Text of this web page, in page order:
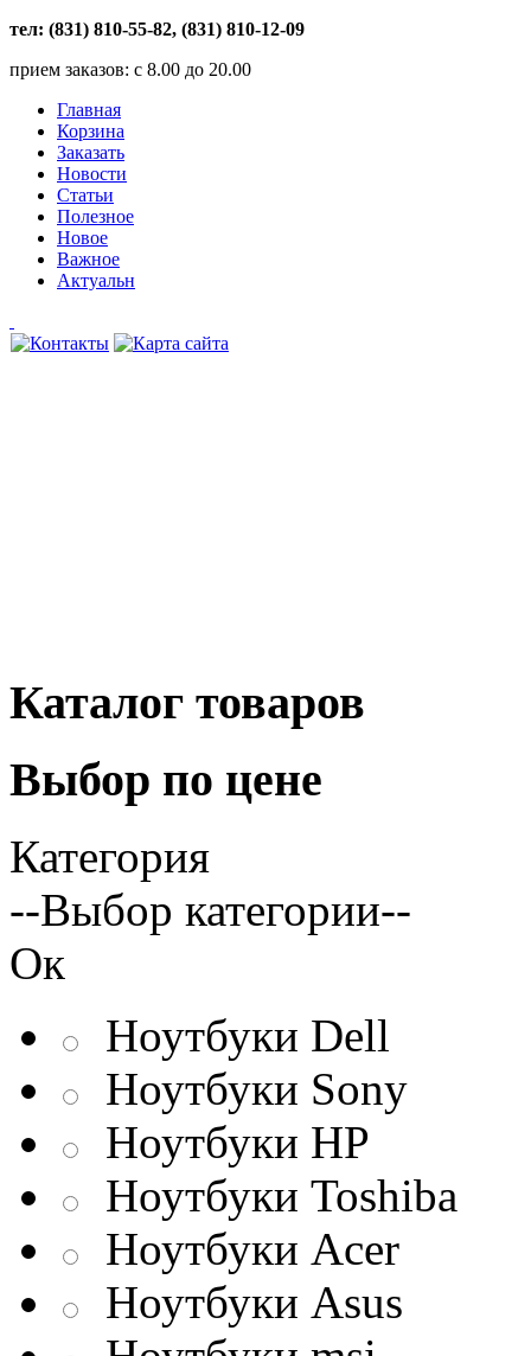
тел: (831) 810-55-82, (831) 810-12-09
прием заказов: с 8.00 до 20.00
Главная
Корзина
Заказать
Новости
Статьи
Полезное
Новое
Важное
Актуальн
Каталог товаров
Выбор по цене
Категория
--Выбор категории--
Ок
Ноутбуки Dell
Ноутбуки Sony
Ноутбуки HP
Ноутбуки Toshiba
Ноутбуки Acer
Ноутбуки Asus